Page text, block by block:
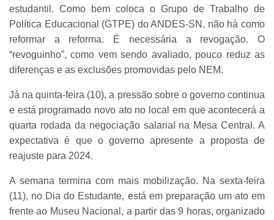
estudantil. Como bem coloca o Grupo de Trabalho de
Política Educacional (GTPE) do ANDES-SN, não há como
reformar a reforma. É necessária a revogação. O
“revoguinho”, como vem sendo avaliado, pouco reduz as
diferenças e as exclusões promovidas pelo NEM.
Já na quinta-feira (10), a pressão sobre o governo continua
e está programado novo ato no local em que acontecerá a
quarta rodada da negociação salarial na Mesa Central. A
expectativa é que o governo apresente a proposta de
reajuste para 2024.
A semana termina com mais mobilização. Na sexta-feira
(11), no Dia do Estudante, está em preparação um ato em
frente ao Museu Nacional, a partir das 9 horas, organizado